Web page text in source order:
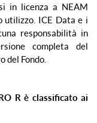
in licenza a NEAM
utilizzo. ICE Data e i
responsabilità in
completa del
del Fondo.
R è classificato ai